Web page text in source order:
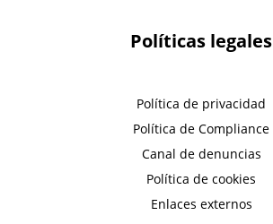
Políticas legales
Política de privacidad
Política de Compliance
Canal de denuncias
Política de cookies
Enlaces externos